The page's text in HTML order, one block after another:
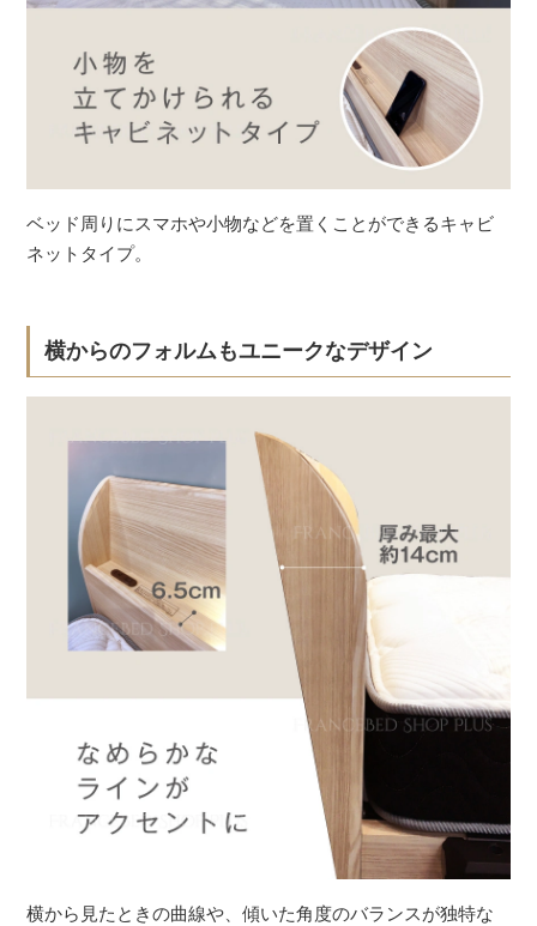
ベッド周りにスマホや小物などを置くことができるキャビ
ネットタイプ。
横からのフォルムもユニークなデザイン
横から見たときの曲線や、傾いた角度のバランスが独特な